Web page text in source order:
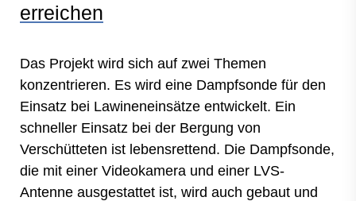
erreichen
Das Projekt wird sich auf zwei Themen
konzentrieren. Es wird eine Dampfsonde für den
Einsatz bei Lawineneinsätze entwickelt. Ein
schneller Einsatz bei der Bergung von
Verschütteten ist lebensrettend. Die Dampfsonde,
die mit einer Videokamera und einer LVS-
Antenne ausgestattet ist, wird auch gebaut und